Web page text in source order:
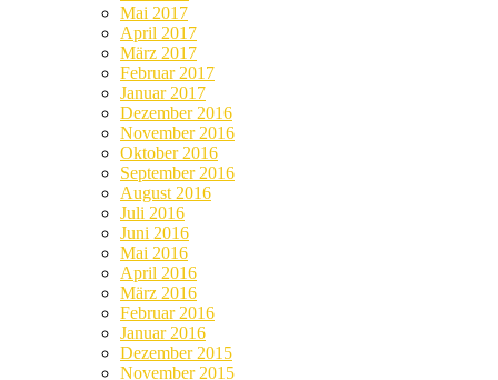
Mai 2017
April 2017
März 2017
Februar 2017
Januar 2017
Dezember 2016
November 2016
Oktober 2016
September 2016
August 2016
Juli 2016
Juni 2016
Mai 2016
April 2016
März 2016
Februar 2016
Januar 2016
Dezember 2015
November 2015